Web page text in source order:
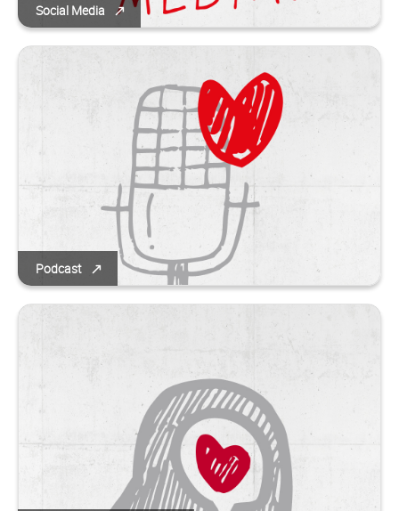
Social Media
Podcast